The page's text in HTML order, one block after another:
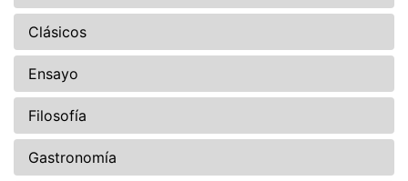
Clásicos
Ensayo
Filosofía
Gastronomía